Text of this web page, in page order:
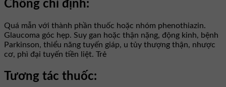
Chống chỉ định:
Quá mẫn với thành phần thuốc hoặc nhóm phenothiazin.
Glaucoma góc hẹp. Suy gan hoặc thận nặng, động kinh, bệnh
Parkinson, thiểu năng tuyến giáp, u tủy thượng thận, nhược
cơ, phì đại tuyến tiền liệt. Trẻ
Tương tác thuốc: